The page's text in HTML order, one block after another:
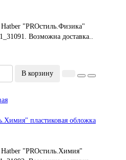
"PROстиль.Физика"
Возможна доставка..
В корзину
пластиковая обложка
Hatber "PROстиль.Химия"